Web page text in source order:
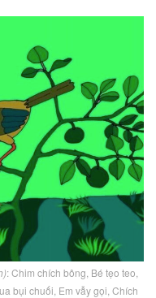
: Chim chích bông, Bé tẹo teo,
bụi chuối, Em vẫy gọi, Chích